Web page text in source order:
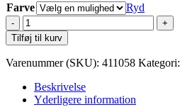
Farve
Ryd
Lord
Nelson
Termokrus
antal
Tilføj til kurv
Varenummer (SKU): 411058 Kategori:
Beskrivelse
Yderligere information